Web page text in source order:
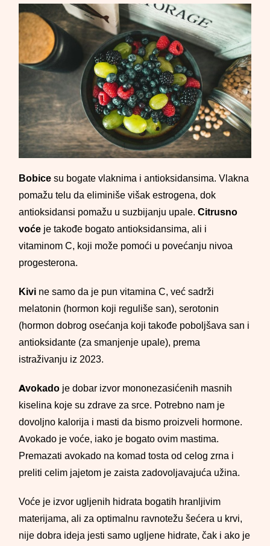
Bobice su bogate vlaknima i antioksidansima. Vlakna
pomažu telu da eliminiše višak estrogena, dok
antioksidansi pomažu u suzbijanju upale.Citrusno
voće je takođe bogato antioksidansima, ali i
vitaminom C, koji može pomoći u povećanju nivoa
progesterona.
Kivi ne samo da je pun vitamina C, već sadrži
melatonin (hormon koji reguliše san), serotonin
(hormon dobrog osećanja koji takođe poboljšava san i
antioksidante (za smanjenje upale), prema
istraživanju iz 2023.
Avokado je dobar izvor mononezasićenih masnih
kiselina koje su zdrave za srce. Potrebno nam je
dovoljno kalorija i masti da bismo proizveli hormone.
Avokado je voće, iako je bogato ovim mastima.
Premazati avokado na komad tosta od celog zrna i
preliti celim jajetom je zaista zadovoljavajuća užina.
Voće je izvor ugljenih hidrata bogatih hranljivim
materijama, ali za optimalnu ravnotežu šećera u krvi,
nije dobra ideja jesti samo ugljene hidrate, čak i ako je